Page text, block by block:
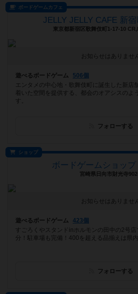
ボードゲームカフェ
JELLY JELLY CAFE 新
東京都新宿区歌舞伎町1-17-10
お知らせはありません
遊べるボードゲーム
506個
エンタメの中心地・歌舞伎町に誕生した新店
着いた空間を提供する、都会のオアシスのよ
す。
フォローする
ショップ
ボードゲームショッ
宮崎県日向市財光寺
お知らせはありません
遊べるボードゲーム
423個
すごろくやスタンドinホルモンの田中の2号
分！駐車場も完備！400を超える品揃えは県
フォローする